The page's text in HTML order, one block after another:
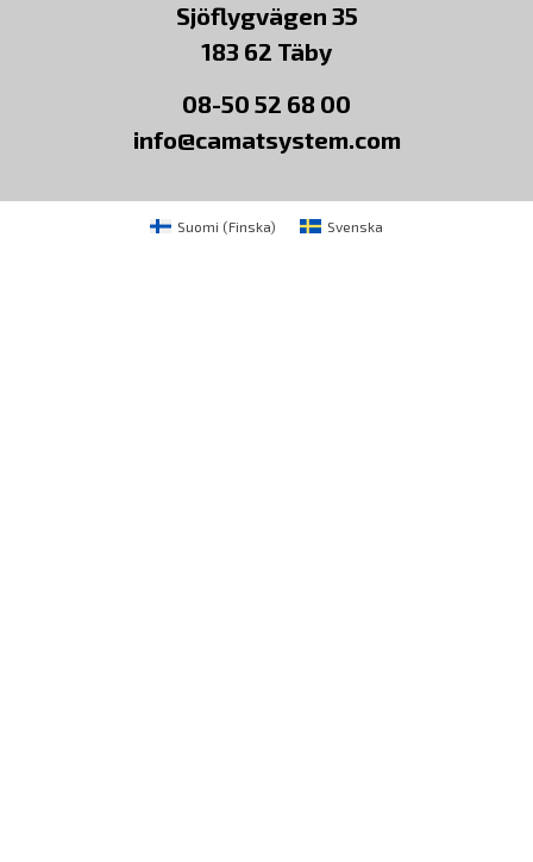
Sjöflygvägen 35
183 62 Täby
08-50 52 68 00
info@camatsystem.com
Suomi (Finska) Svenska